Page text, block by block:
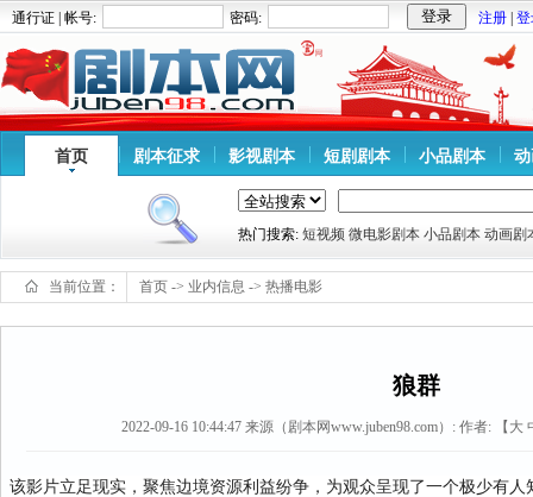
通行证 | 帐号: 密码: 注册
首页 剧本征求 影视剧本 短剧剧本 小品剧本
热门搜索: 短视频 微电影剧本 小品剧本 动画剧
当前位置： 首页 -> 业内信息 -> 热播电影
狼群
2022-09-16 10:44:47 来源（剧本网www.juben98.com）: 作者: 【 大
该影片立足现实，聚焦边境资源利益纷争，为观众呈现了一个极少有